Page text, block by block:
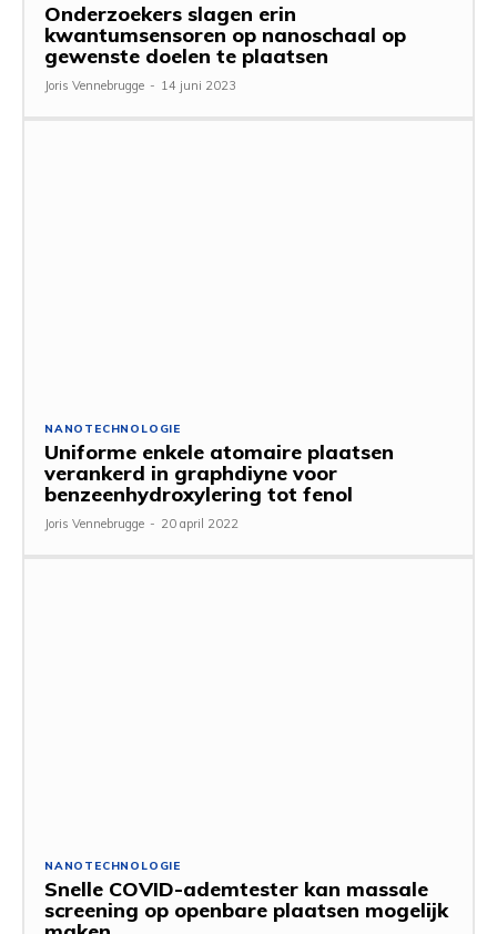
Onderzoekers slagen erin
kwantumsensoren op nanoschaal op
gewenste doelen te plaatsen
Joris Vennebrugge - 14 juni 2023
NANOTECHNOLOGIE
Uniforme enkele atomaire plaatsen
verankerd in graphdiyne voor
benzeenhydroxylering tot fenol
Joris Vennebrugge - 20 april 2022
NANOTECHNOLOGIE
Snelle COVID-ademtester kan massale
screening op openbare plaatsen mogelijk